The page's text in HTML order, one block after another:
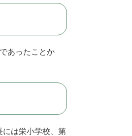
あったことか
は栄小学校、第